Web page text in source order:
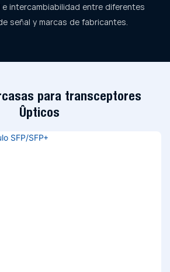
intercambiabilidad entre diferentes
señal y marcas de fabricantes.
para transceptores
ópticos